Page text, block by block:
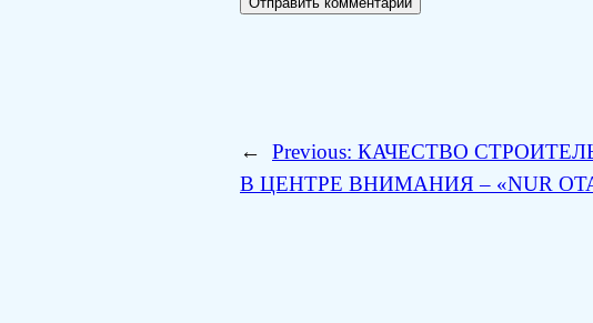
← Previous: КАЧЕСТВО
В ЦЕНТРЕ ВНИМАНИЯ – «NUR